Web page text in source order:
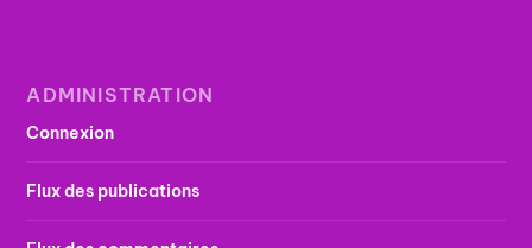
ADMINISTRATION
Connexion
Flux des publications